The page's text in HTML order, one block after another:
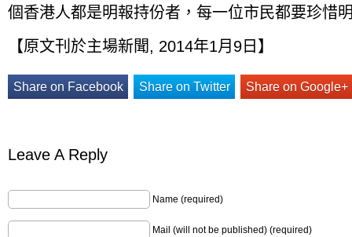
個香港人都是明報持份者，每一位市民都要珍惜
【原文刊於主場新聞, 2014年1月9日】
Share on Facebook Share on Twitter Share on Google+
Leave A Reply
Name (required)
Mail (will not be published) (required)